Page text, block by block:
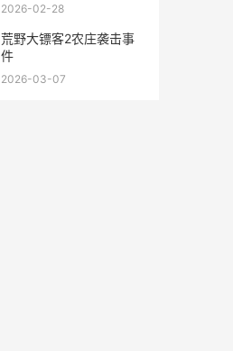
2026-02-28
荒野大镖客2农庄袭击事
件
2026-03-07